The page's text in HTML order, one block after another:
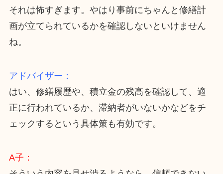
それは怖すぎます。やはり事前にちゃんと修繕計
画が立てられているかを確認しないといけません
ね。
アドバイザー：
はい、修繕履歴や、積立金の残高を確認して、適
正に行われているか、滞納者がいないかなどをチ
ェックするという具体策も有効です。
A子：